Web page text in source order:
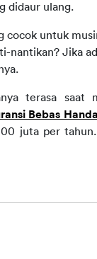
didaur ulang.
cocok untuk
nantikan? Jika
terasa saat
Bebas Handal
juta per